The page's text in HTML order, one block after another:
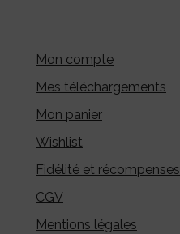
Mon compte
Mes téléchargements
Mon panier
Wishlist
Fidélité et récompenses
CGV
Mentions légales